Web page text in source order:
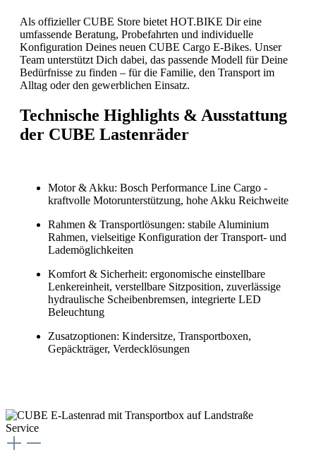
Als offizieller CUBE Store bietet HOT.BIKE Dir eine
umfassende Beratung, Probefahrten und individuelle
Konfiguration Deines neuen CUBE Cargo E-Bikes. Unser
Team unterstützt Dich dabei, das passende Modell für Deine
Bedürfnisse zu finden – für die Familie, den Transport im
Alltag oder den gewerblichen Einsatz.
Technische Highlights & Ausstattung
der CUBE Lastenräder
Motor & Akku: Bosch Performance Line Cargo -
kraftvolle Motorunterstützung, hohe Akku Reichweite
Rahmen & Transportlösungen: stabile Aluminium
Rahmen, vielseitige Konfiguration der Transport- und
Lademöglichkeiten
Komfort & Sicherheit: ergonomische einstellbare
Lenkereinheit, verstellbare Sitzposition, zuverlässige
hydraulische Scheibenbremsen, integrierte LED
Beleuchtung
Zusatzoptionen: Kindersitze, Transportboxen,
Gepäckträger, Verdecklösungen
Service